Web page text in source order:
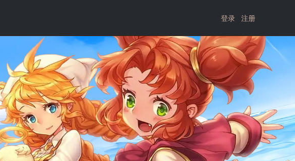
登录 注册